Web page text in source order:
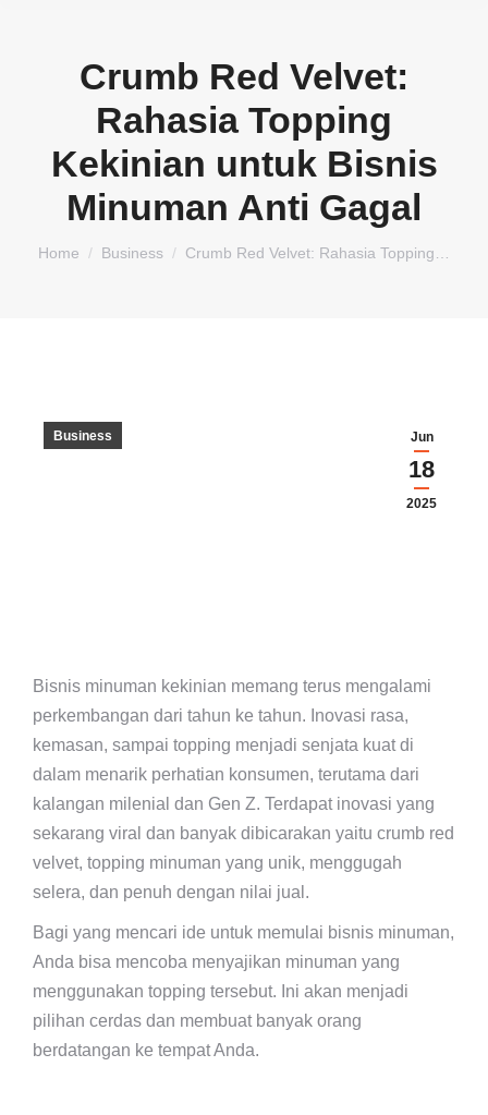
Crumb Red Velvet:
Rahasia Topping
Kekinian untuk Bisnis
Minuman Anti Gagal
You are here:
Home Business Crumb Red Velvet: Rahasia Topping…
Jun
18
2025
Business
Bisnis minuman kekinian memang terus mengalami
perkembangan dari tahun ke tahun. Inovasi rasa,
kemasan, sampai topping menjadi senjata kuat di
dalam menarik perhatian konsumen, terutama dari
kalangan milenial dan Gen Z. Terdapat inovasi yang
sekarang viral dan banyak dibicarakan yaitu crumb red
velvet, topping minuman yang unik, menggugah
selera, dan penuh dengan nilai jual.
Bagi yang mencari ide untuk memulai bisnis minuman,
Anda bisa mencoba menyajikan minuman yang
menggunakan topping tersebut. Ini akan menjadi
pilihan cerdas dan membuat banyak orang
berdatangan ke tempat Anda.